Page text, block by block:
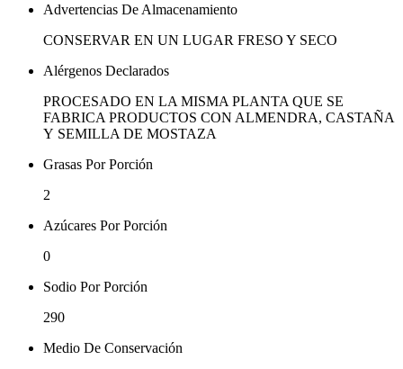
Advertencias De Almacenamiento
CONSERVAR EN UN LUGAR FRESO Y SECO
Alérgenos Declarados
PROCESADO EN LA MISMA PLANTA QUE SE
FABRICA PRODUCTOS CON ALMENDRA, CASTAÑA
Y SEMILLA DE MOSTAZA
Grasas Por Porción
2
Azúcares Por Porción
0
Sodio Por Porción
290
Medio De Conservación